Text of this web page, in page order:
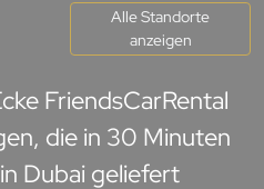
Alle Standorte
anzeigen
FriendsCarRental
die in 30 Minuten
Dubai geliefert